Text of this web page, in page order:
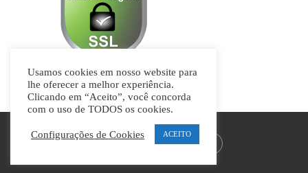
Usamos cookies em nosso website para
lhe oferecer a melhor experiência.
Clicando em “Aceito”, você concorda
com o uso de TODOS os cookies.
Configurações de Cookies ACEITO